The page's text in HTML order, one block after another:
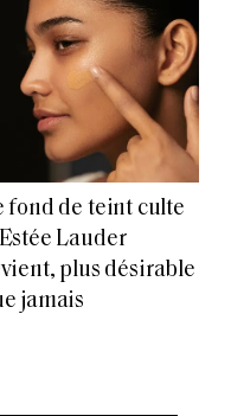
fond de teint culte
Lauder
plus désirable
jamais